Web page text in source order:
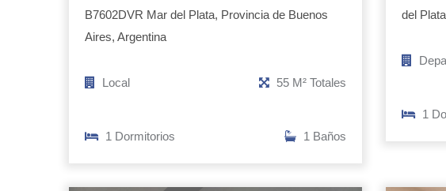
B7602DVR Mar del Plata, Provincia de Buenos
Aires, Argentina
Local 55 M² Totales
1 Dormitorios 1 Baños
del
1